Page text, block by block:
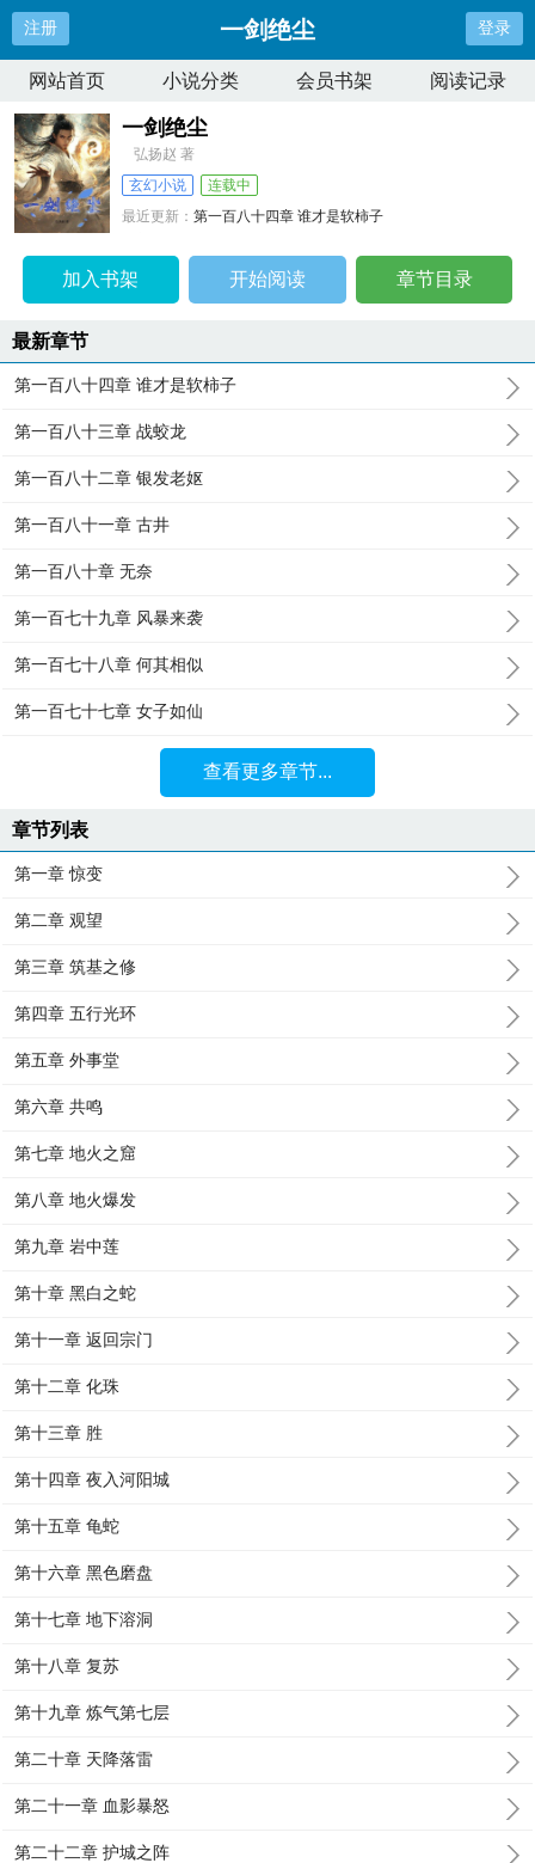
注册 一剑绝尘 登录
网站首页 小说分类 会员书架 阅读记录
一剑绝尘
弘扬赵 著
玄幻小说
连载中
最近更新：第一百八十四章 谁才是软柿子
加入书架 开始阅读 章节目录
最新章节
第一百八十四章 谁才是软柿子
第一百八十三章 战蛟龙
第一百八十二章 银发老妪
第一百八十一章 古井
第一百八十章 无奈
第一百七十九章 风暴来袭
第一百七十八章 何其相似
第一百七十七章 女子如仙
查看更多章节...
章节列表
第一章 惊变
第二章 观望
第三章 筑基之修
第四章 五行光环
第五章 外事堂
第六章 共鸣
第七章 地火之窟
第八章 地火爆发
第九章 岩中莲
第十章 黑白之蛇
第十一章 返回宗门
第十二章 化珠
第十三章 胜
第十四章 夜入河阳城
第十五章 龟蛇
第十六章 黑色磨盘
第十七章 地下溶洞
第十八章 复苏
第十九章 炼气第七层
第二十章 天降落雷
第二十一章 血影暴怒
第二十二章 护城之阵